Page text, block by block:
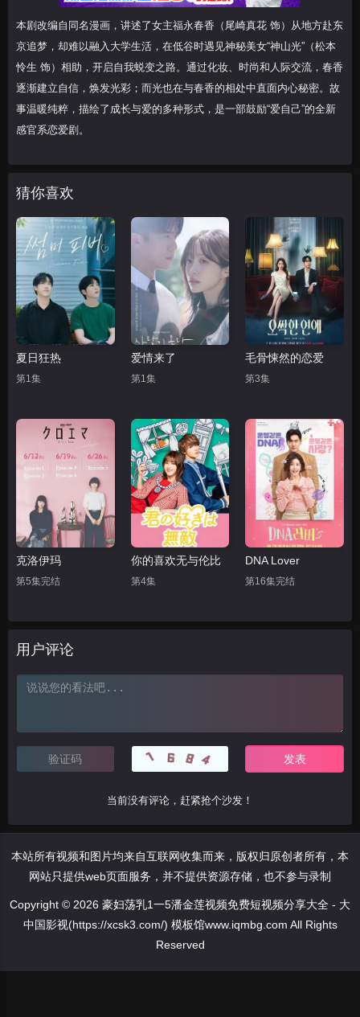
本剧改编自同名漫画，讲述了女主福永春香（尾崎真花 饰）从地方赴东
京追梦，却难以融入大学生活，在低谷时遇见神秘美女“神山光”（松本
怜生 饰）相助，开启自我蜕变之路。通过化妆、时尚和人际交流，春香
逐渐建立自信，焕发光彩；而光也在与春香的相处中直面内心秘密。故
事温暖纯粹，描绘了成长与爱的多种形式，是一部鼓励“爱自己”的全新
感官系恋爱剧。
猜你喜欢
夏日狂热
第1集
爱情来了
第1集
毛骨悚然的恋爱
第3集
克洛伊玛
第5集完结
你的喜欢无与伦比
第4集
DNA Lover
第16集完结
用户评论
当前没有评论，赶紧抢个沙发！
本站所有视频和图片均来自互联网收集而来，版权归原创者所有，本
网站只提供web页面服务，并不提供资源存储，也不参与录制
Copyright © 2026 豪妇荡乳1一5潘金莲视频免费短视频分享大全 - 大
中国影视(https://xcsk3.com/) 模板馆www.iqmbg.com All Rights
Reserved